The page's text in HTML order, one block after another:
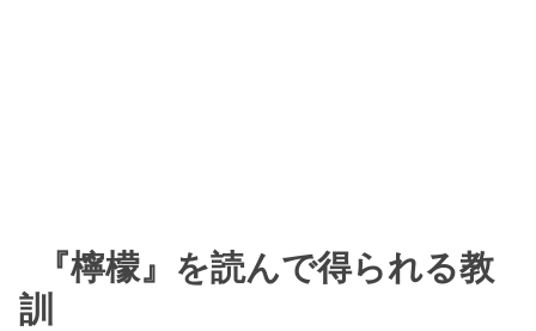
『檸檬』を読んで得られる教
訓